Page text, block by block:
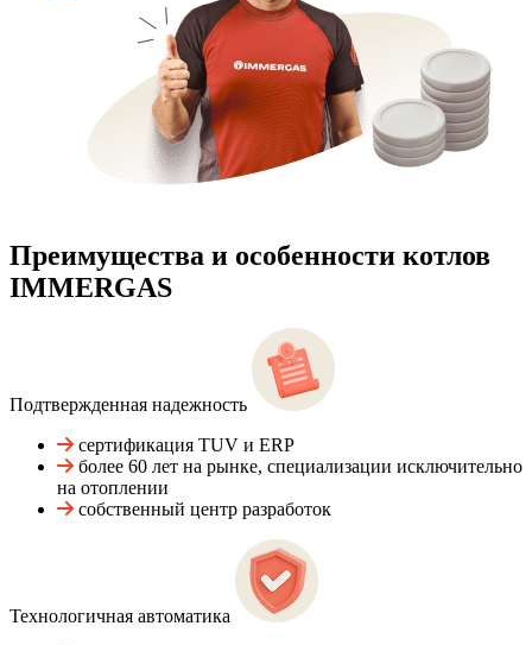
Преимущества и особенности котлов
IMMERGAS
Подтвержденная надежность
сертификация TUV и ERP
более 60 лет на рынке, специализации исключительно
на отоплении
собственный центр разработок
Технологичная автоматика